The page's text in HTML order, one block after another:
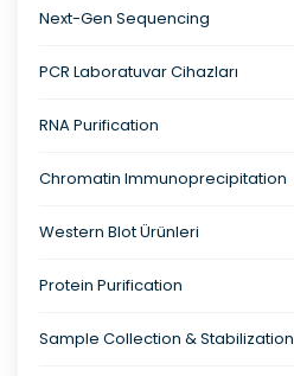
Next-Gen Sequencing
PCR Laboratuvar Cihazları
RNA Purification
Chromatin Immunoprecipitation
Western Blot Ürünleri
Protein Purification
Sample Collection & Stabilization